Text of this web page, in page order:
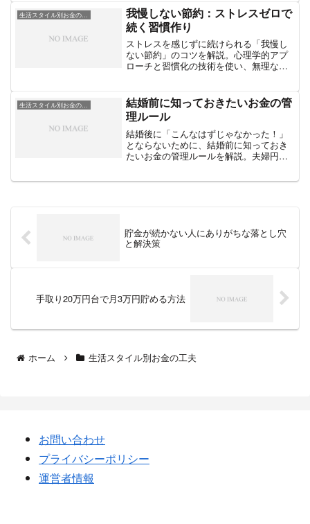
生活スタイル別お金の工夫
我慢しない節約：ストレスゼロで
続く習慣作り
ストレスを感じずに続けられる「我慢し
ない節約」のコツを解説。心理学的アプ
ローチと習慣化の技術を使い、無理なく
結婚前に知っておきたいお金の管
理ルール
結婚後に「こんなはずじゃなかった！」
とならないために、結婚前に知っておき
たいお金の管理ルールを解説。夫婦円満
貯金が続かない人にありがちな落とし穴
と解決策
手取り20万円台で月3万円貯める方法
ホーム 生活スタイル別お金の工夫
お問い合わせ
プライバシーポリシー
運営者情報